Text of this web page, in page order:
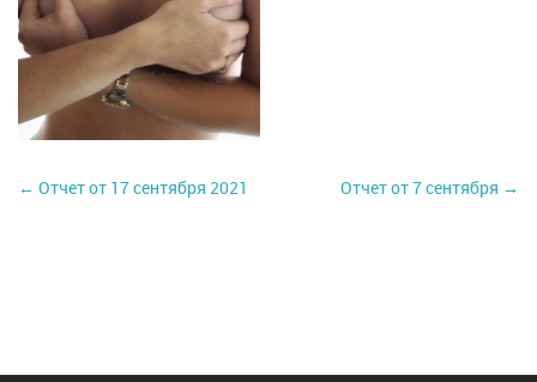
← Отчет от 17 сентября 2021 Отчет от 7 сентября →